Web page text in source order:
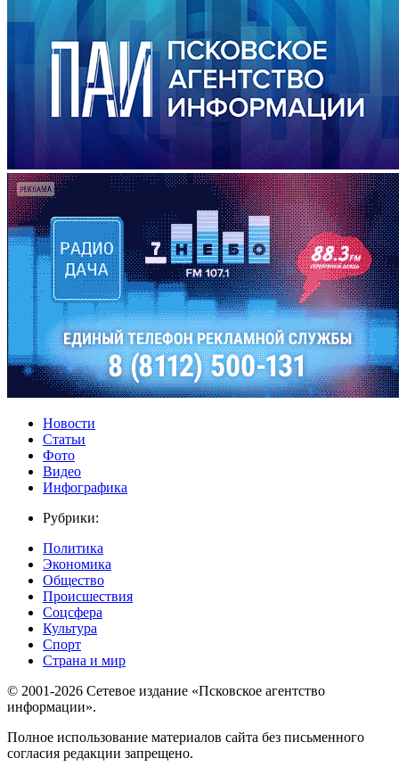
Новости
Статьи
Фото
Видео
Инфографика
Рубрики:
Политика
Экономика
Общество
Происшествия
Соцсфера
Культура
Спорт
Страна и мир
© 2001-2026 Сетевое издание «Псковское агентство
информации».
Полное использование материалов сайта без письменного
согласия редакции запрещено.